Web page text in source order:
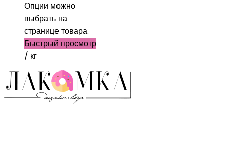
Опции можно
выбрать на
странице товара.
Быстрый просмотр
/ кг